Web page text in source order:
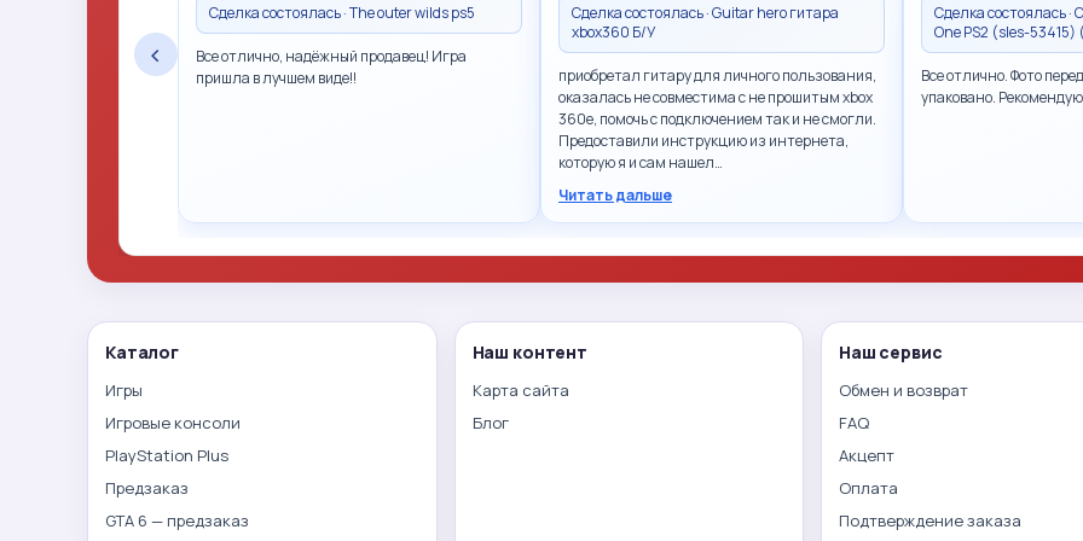
‹
Сделка состоялась · The outer wilds ps5
Все отлично, надёжный продавец! Игра
пришла в лучшем виде!!
Сделка состоялась · Guitar hero гитара
xbox360 Б/У
приобретал гитару для личного пользования,
оказалась не совместима с не прошитым xbox
360e, помочь с подключением так и не смогли.
Предоставили инструкцию из интернета,
которую я и сам нашел…
Читать дальше
Сделка состоялась ·
One PS2 (sles-53415)
Все отлично. Фото
упаковано. Рекомендую
Каталог
Игры
Игровые консоли
PlayStation Plus
Предзаказ
GTA 6 — предзаказ
Наш контент
Карта сайта
Блог
Наш сервис
Обмен и возврат
FAQ
Акцепт
Оплата
Подтверждение заказа